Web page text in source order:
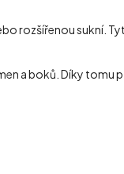
rozšířenou sukní.
a boků. Díky tomu